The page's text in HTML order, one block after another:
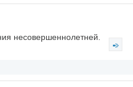
несовершеннолетней.